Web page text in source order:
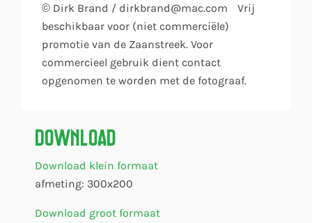
© Dirk Brand / dirkbrand@mac.com Vrij
beschikbaar voor (niet commerciële)
promotie van de Zaanstreek. Voor
commercieel gebruik dient contact
opgenomen te worden met de fotograaf.
Download
Download klein formaat
afmeting: 300x200
Download groot formaat